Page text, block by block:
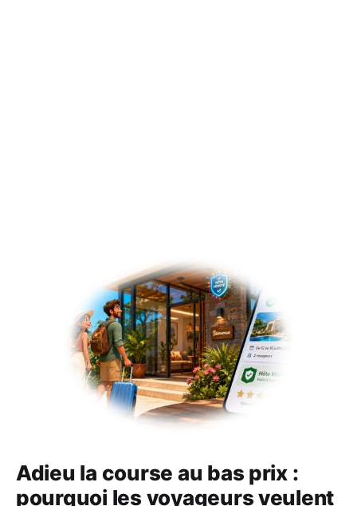
Adieu la course au bas prix :
pourquoi les voyageurs veulent